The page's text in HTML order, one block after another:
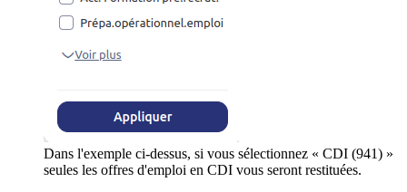
Dans l'exemple ci-dessus, si vous sélectionnez « CDI (941) »
seules les offres d'emploi en CDI vous seront restituées.